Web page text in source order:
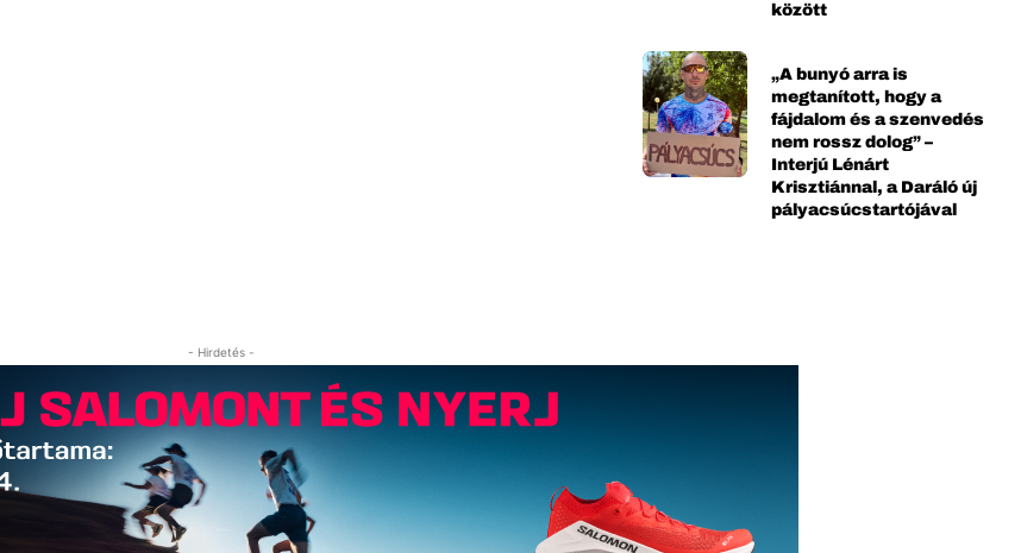
között
„A bunyó arra is
megtanított, hogy a
fájdalom és a szenvedés
nem rossz dolog” –
Interjú Lénárt
Krisztiánnal, a Daráló új
pályacsúcstartójával
- Hirdetés -